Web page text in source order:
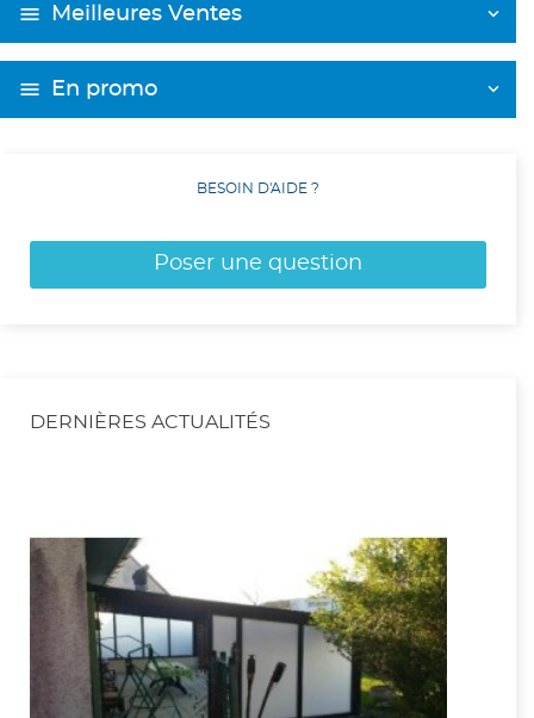
Meilleures Ventes
En promo
BESOIN D'AIDE ?
Poser une question
DERNIÈRES ACTUALITÉS